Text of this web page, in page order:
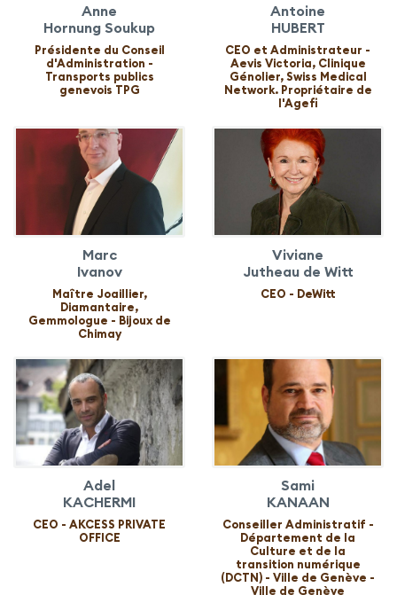
Anne
Hornung Soukup
Présidente du Conseil
d'Administration -
Transports publics
genevois TPG
Antoine
HUBERT
CEO et Administrateur -
Aevis Victoria, Clinique
Génolier, Swiss Medical
Network. Propriétaire de
l'Agefi
Marc
Ivanov
Maître Joaillier,
Diamantaire,
Gemmologue - Bijoux de
Chimay
Viviane
Jutheau de Witt
CEO - DeWitt
Adel
KACHERMI
CEO - AKCESS PRIVATE
OFFICE
Sami
KANAAN
Conseiller Administratif -
Département de la
Culture et de la
transition numérique
(DCTN) - Ville de Genève -
Ville de Genève